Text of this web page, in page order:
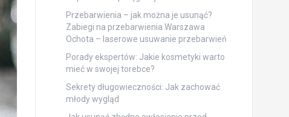
Przebarwienia – jak można je usunąć?
Zabiegi na przebarwienia Warszawa
Ochota – laserowe usuwanie przebarwień
Porady ekspertów: Jakie kosmetyki warto
mieć w swojej torebce?
Sekrety długowieczności: Jak zachować
młody wygląd